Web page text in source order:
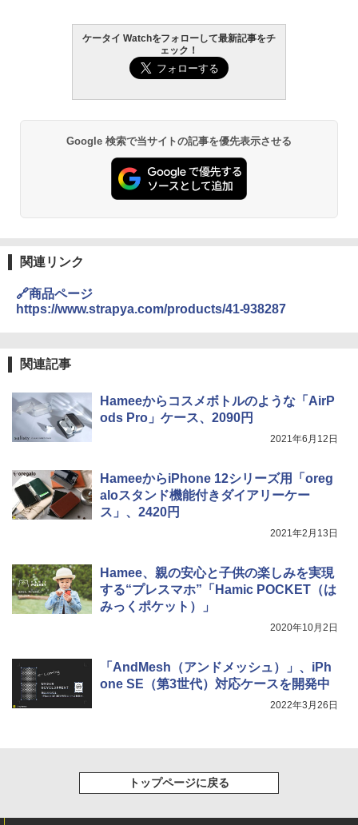
ケータイ Watchをフォローして最新記事をチ
ェック！
Google 検索で当サイトの記事を優先表示させる
関連リンク
🔗商品ページ
https://www.strapya.com/products/41-938287
関連記事
Hameeからコスメボトルのような「AirP
ods Pro」ケース、2090円
2021年6月12日
HameeからiPhone 12シリーズ用「oreg
aloスタンド機能付きダイアリーケー
ス」、2420円
2021年2月13日
Hamee、親の安心と子供の楽しみを実現
する“プレスマホ”「Hamic POCKET（は
みっくポケット）」
2020年10月2日
「AndMesh（アンドメッシュ）」、iPh
one SE（第3世代）対応ケースを開発中
2022年3月26日
トップページに戻る